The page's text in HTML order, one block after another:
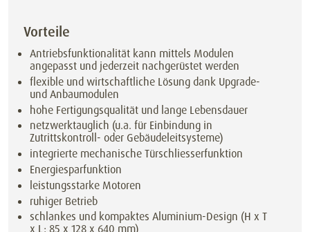
Vorteile
Antriebsfunktionalität kann mittels Modulen
angepasst und jederzeit nachgerüstet werden
flexible und wirtschaftliche Lösung dank Upgrade-
und Anbaumodulen
hohe Fertigungsqualität und lange Lebensdauer
netzwerktauglich (u.a. für Einbindung in
Zutrittskontroll- oder Gebäudeleitsysteme)
integrierte mechanische Türschliesserfunktion
Energiesparfunktion
leistungsstarke Motoren
ruhiger Betrieb
schlankes und kompaktes Aluminium-Design (H x T